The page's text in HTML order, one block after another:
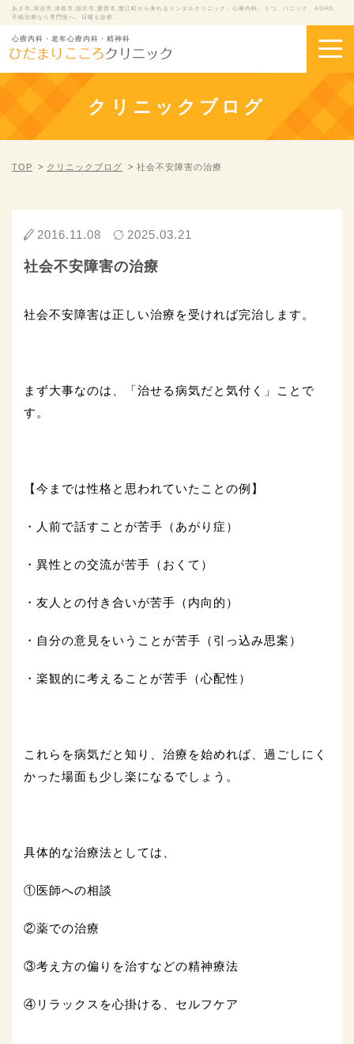
あま市,清須市,津島市,稲沢市,愛西市,蟹江町から来れるメンタルクリニック・心療内科。うつ、パニック、ADHD、
不眠治療なら専門医へ。日曜も診察。
心療内科・老年心療内科・精神科
クリニックブログ
TOP クリニックブログ 社会不安障害の治療
2016.11.08 2025.03.21
社会不安障害の治療
社会不安障害は正しい治療を受ければ完治します。
まず大事なのは、「治せる病気だと気付く」ことで
す。
【今までは性格と思われていたことの例】
・人前で話すことが苦手（あがり症）
・異性との交流が苦手（おくて）
・友人との付き合いが苦手（内向的）
・自分の意見をいうことが苦手（引っ込み思案）
・楽観的に考えることが苦手（心配性）
これらを病気だと知り、治療を始めれば、過ごしにく
かった場面も少し楽になるでしょう。
具体的な治療法としては、
①医師への相談
②薬での治療
③考え方の偏りを治すなどの精神療法
④リラックスを心掛ける、セルフケア